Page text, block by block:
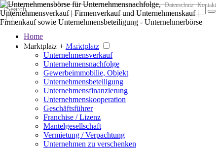
Der große Marktplatz für Unternehmen
Datenschutz Kontakt
Home
Marktplatz + Marktplatz
Unternehmensverkauf
Unternehmensnachfolge
Gewerbeimmobilie, Objekt
Unternehmensbeteiligung
Unternehmensfinanzierung
Unternehmenskooperation
Geschäftsführer
Franchise / Lizenz
Mantelgesellschaft
Vermietung / Verpachtung
Unternehmen zu verschenken